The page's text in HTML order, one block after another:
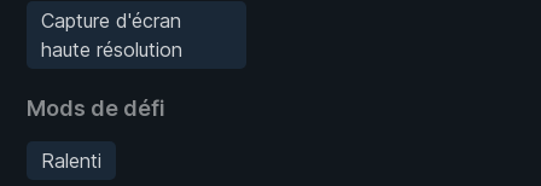
Capture d'écran
haute résolution
Mods de défi
Ralenti